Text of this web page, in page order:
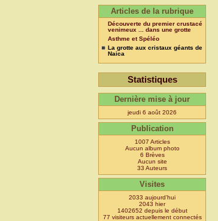
Articles de la rubrique
Découverte du premier crustacé
venimeux ... dans une grotte
Asthme et Spéléo
La grotte aux cristaux géants de
Naica
Statistiques
Dernière mise à jour
jeudi 6 août 2026
Publication
1007 Articles
Aucun album photo
6 Brèves
Aucun site
33 Auteurs
Visites
2033 aujourd’hui
2043 hier
1402652 depuis le début
77 visiteurs actuellement connectés